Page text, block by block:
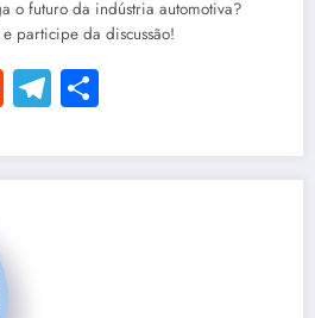
o futuro da indústria automotiva?
participe da discussão!
RedditTelegram